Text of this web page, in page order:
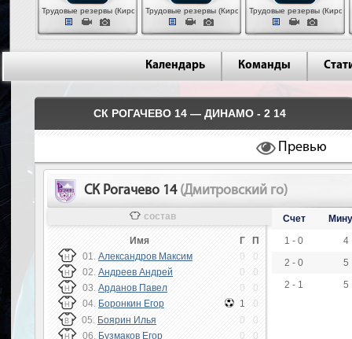
Трудовые резервы (Киров) Трудовые резервы (Киров) Трудовые резервы (Киров)
Календарь Команды
СК РОГАЧЕВО 14 — ДИНАМО - 2 14
Превью
СК Рогачево 14 (Дмитровский го)
состав
Имя Г П
Н 01. Александров Максим 0 0
Н 02. Андреев Андрей 0 0
Н 03. Арданов Павел 0 0
Н 04. Боронкин Егор 1 0
В 05. Боярин Илья 0 0
Н 06. Бузмаков Егор 0 0
Счет
1 - 0
4
2 - 0
5
2 - 1
5